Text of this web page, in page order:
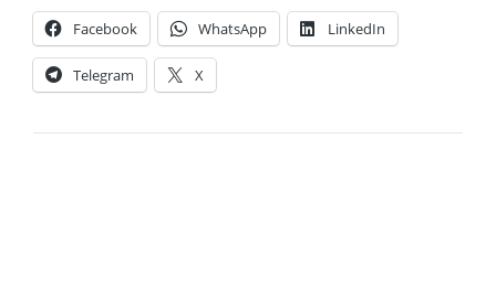
Facebook WhatsApp LinkedIn
Telegram X